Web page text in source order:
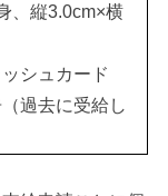
、縦3.0cm×横
シュカード
過去に受給し